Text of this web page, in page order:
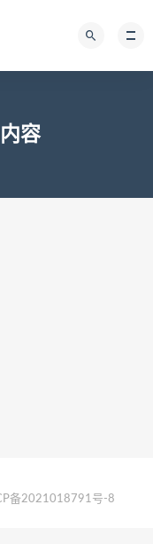
容
备2021018791号-8